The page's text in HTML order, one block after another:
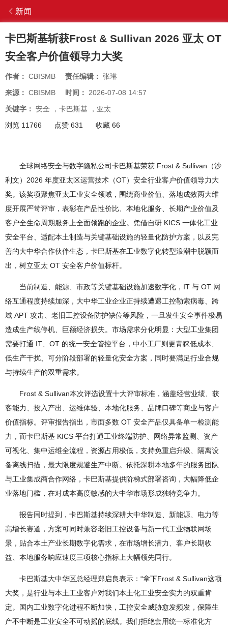
新闻
卡巴斯基斩获Frost & Sullivan 2026 亚太 OT
安全客户价值领导力大奖
作者： CBISMB 责任编辑： 张琳
来源： CBISMB 时间： 2026-07-08 14:57
关键字： 安全 ， 卡巴斯基 ， 亚太
浏览 11766
点赞 631 收藏 66
全球网络安全与数字隐私公司卡巴斯基荣获 Frost & Sullivan（沙
利文）2026 年度亚太区运营技术（OT）安全行业客户价值领导力大
奖。该奖项聚焦亚太工业安全领域，围绕商业价值、落地成效两大维
度开展严苛评审，表彰在产品性价比、本地化服务、长期产业价值及
客户全生命周期服务上全面领跑的企业。凭借自研 KICS 一体化工业
安全平台、适配本土制造与关键基础设施的轻量化防护方案，以及完
善的大中华合作伙伴生态，卡巴斯基在工业数字化转型浪潮中脱颖而
出，树立亚太 OT 安全客户价值标杆。
当前制造、能源、市政等关键基础设施加速数字化，IT 与 OT 网
络互通程度持续加深，大中华工业企业正持续遭遇工控勒索病毒、跨
域 APT 攻击、老旧工控设备防护缺位等风险，一旦发生安全事件极易
造成生产线停机、巨额经济损失。市场需求分化明显：大型工业集团
需要打通 IT、OT 的统一安全管控平台，中小工厂则更青睐低成本、
低生产干扰、可分阶段部署的轻量化安全方案，同时要满足行业合规
与持续生产的双重需求。
Frost & Sullivan本次评选设置十大评审标准，涵盖经营业绩、获
客能力、投入产出、运维体验、本地化服务、品牌口碑等商业与客户
价值指标。评审报告指出，市面多数 OT 安全产品仅具备单一检测能
力，而卡巴斯基 KICS 平台打通工业终端防护、网络异常监测、资产
可视化、集中运维全流程，资源占用极低，支持免重启升级、隔离设
备离线扫描，最大限度规避生产中断。依托深耕本地多年的服务团队
与工业集成商合作网络，卡巴斯基提供阶梯式部署咨询，大幅降低企
业落地门槛，在对成本高度敏感的大中华市场形成独特竞争力。
报告同时提到，卡巴斯基持续深耕大中华制造、新能源、电力等
高增长赛道，方案可同时兼容老旧工控设备与新一代工业物联网场
景，贴合本土产业长期数字化需求，在市场增长潜力、客户长期收
益、本地服务响应速度三项核心指标上大幅领先同行。
卡巴斯基大中华区总经理郑启良表示：“拿下Frost & Sullivan这项
大奖，是行业与本土工业客户对我们本土化工业安全实力的双重肯
定。国内工业数字化进程不断加快，工控安全威胁愈发频发，保障生
产不中断是工业安全不可动摇的底线。我们拒绝套用统一标准化方